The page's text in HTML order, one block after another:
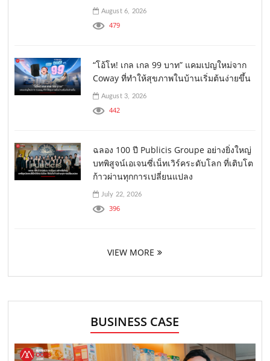
August 6, 2026
479
“โอ้โห! เกล เกล 99 บาท” แคมเปญใหม่จาก
Coway ที่ทำให้สุขภาพในบ้านเริ่มต้นง่ายขึ้น
August 3, 2026
442
ฉลอง 100 ปี Publicis Groupe อย่างยิ่งใหญ่
บทพิสูจน์เอเจนซี่เน็ทเวิร์คระดับโลก ที่เติบโต
ก้าวผ่านทุกการเปลี่ยนแปลง
July 22, 2026
396
VIEW MORE
BUSINESS CASE